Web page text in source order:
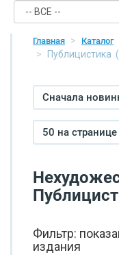
Главная Каталог
Публицистика
Сначала
50 на странице
Фильтр:
издания